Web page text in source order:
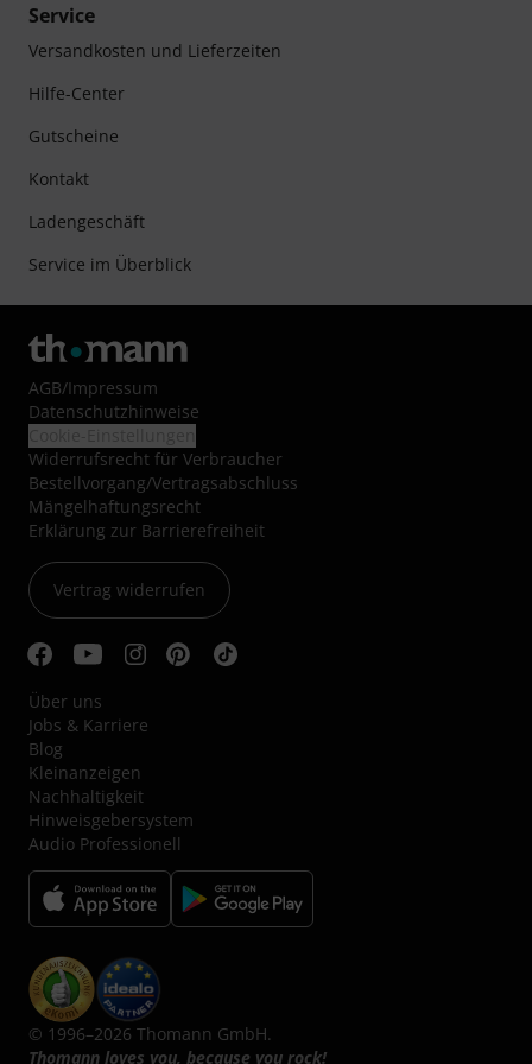
Service
Versandkosten und Lieferzeiten
Hilfe-Center
Gutscheine
Kontakt
Ladengeschäft
Service im Überblick
AGB/Impressum
Datenschutzhinweise
Widerrufsrecht für Verbraucher
Bestellvorgang/Vertragsabschluss
Mängelhaftungsrecht
Erklärung zur Barrierefreiheit
Vertrag widerrufen
Über uns
Jobs & Karriere
Blog
Kleinanzeigen
Nachhaltigkeit
Hinweisgebersystem
Audio Professionell
© 1996–2026 Thomann GmbH.
Thomann loves you, because you rock!